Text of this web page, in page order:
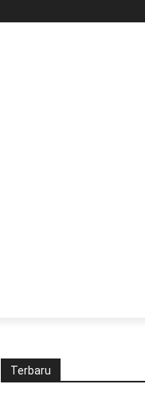
Terbaru